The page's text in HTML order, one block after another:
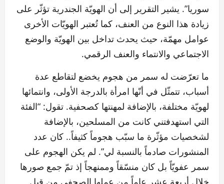
سوريا”. يشير التقرير إلى أن الهويّة الجندرية تؤثّر على
زيادة هذا النوع من العنف، كما تُعتبر الهويّات الأخرى
عوامل مهمّة، حيث يحدث تداخل بين الهويّة والوضع
الاجتماعي والانتماء والعنف الرقمي.
ما تعرّضت له سمر من هجوم يخضع لتقاطع عدة
أسباب، تتمثّل في أنّها امرأة بالدرجة الأولى، وانتمائها
لهويّة مختلفة، بالإضافة لمهنتها كصحفية. تقول: “الفئة
التي استهدفتني كانت من المسلحين، بالإضافة
لشخصيات مؤثّرة ما سبّب هجوماً كثيفاً.. كان عدد
المنشورات صادماً بالنسبة لي”. لم يكن الهجوم على
سمر عفويّاً بل كان منسّقاً وممنهجاً إذ تمّ جمع صورها
خلال أربعة عشر عاماً من عملها الصحفي من قبل